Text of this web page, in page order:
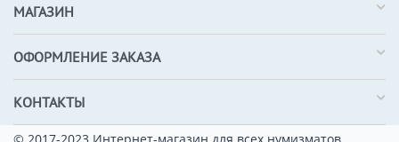
МАГАЗИН
ОФОРМЛЕНИЕ ЗАКАЗА
КОНТАКТЫ